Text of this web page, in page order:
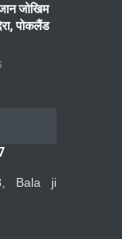
जोखिम
पोकलैंड
Bala ji